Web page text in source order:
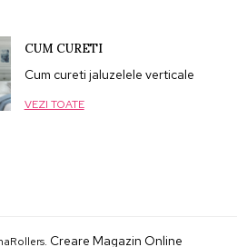
CUM CURETI
Cum cureti jaluzelele verticale
VEZI TOATE
Creare Magazin Online